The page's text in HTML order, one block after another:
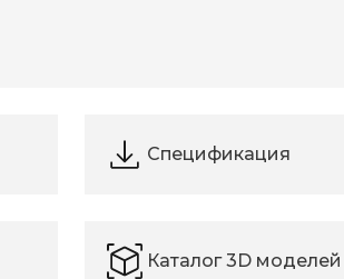
Спецификация
Каталог 3D моделей